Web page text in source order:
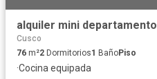
Cusco
76 m²2 Dormitorios1 BañoPiso
·Cocina equipada